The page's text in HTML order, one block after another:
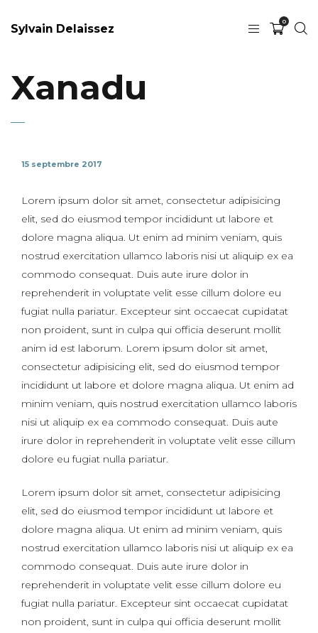
Sylvain Delaissez
0
Xanadu
15 septembre 2017
Lorem ipsum dolor sit amet, consectetur adipisicing
elit, sed do eiusmod tempor incididunt ut labore et
dolore magna aliqua. Ut enim ad minim veniam, quis
nostrud exercitation ullamco laboris nisi ut aliquip ex ea
commodo consequat. Duis aute irure dolor in
reprehenderit in voluptate velit esse cillum dolore eu
fugiat nulla pariatur. Excepteur sint occaecat cupidatat
non proident, sunt in culpa qui officia deserunt mollit
anim id est laborum. Lorem ipsum dolor sit amet,
consectetur adipisicing elit, sed do eiusmod tempor
incididunt ut labore et dolore magna aliqua. Ut enim ad
minim veniam, quis nostrud exercitation ullamco laboris
nisi ut aliquip ex ea commodo consequat. Duis aute
irure dolor in reprehenderit in voluptate velit esse cillum
dolore eu fugiat nulla pariatur.
Lorem ipsum dolor sit amet, consectetur adipisicing
elit, sed do eiusmod tempor incididunt ut labore et
dolore magna aliqua. Ut enim ad minim veniam, quis
nostrud exercitation ullamco laboris nisi ut aliquip ex ea
commodo consequat. Duis aute irure dolor in
reprehenderit in voluptate velit esse cillum dolore eu
fugiat nulla pariatur. Excepteur sint occaecat cupidatat
non proident, sunt in culpa qui officia deserunt mollit